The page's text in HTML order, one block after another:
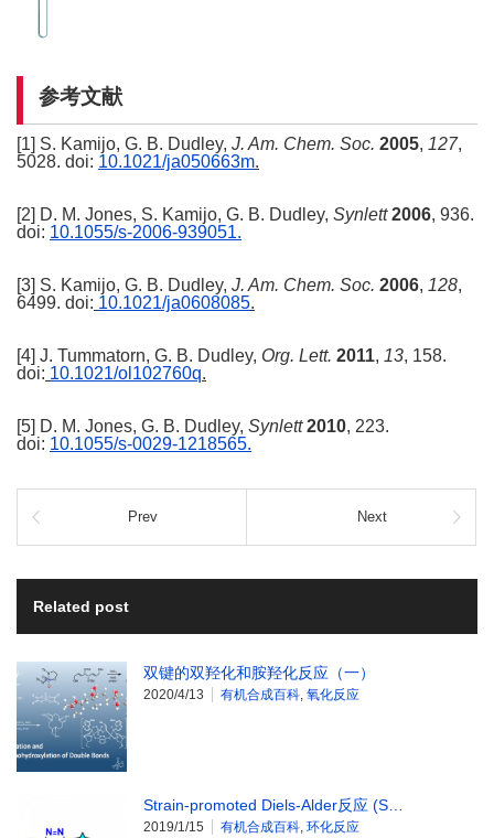
参考文献
[1] S. Kamijo, G. B. Dudley, J. Am. Chem. Soc. 2005, 127,
5028. doi: 10.1021/ja050663m.
[2] D. M. Jones, S. Kamijo, G. B. Dudley, Synlett 2006, 936.
doi: 10.1055/s-2006-939051.
[3] S. Kamijo, G. B. Dudley, J. Am. Chem. Soc. 2006, 128,
6499. doi: 10.1021/ja0608085.
[4] J. Tummatorn, G. B. Dudley, Org. Lett. 2011, 13, 158.
doi: 10.1021/ol102760q.
[5] D. M. Jones, G. B. Dudley, Synlett 2010, 223.
doi: 10.1055/s-0029-1218565.
Prev Next
Related post
双键的双羟化和胺羟化反应（一）
2020/4/13 有机合成百科, 氧化反应
Strain-promoted Diels-Alder反应 (S…
2019/1/15 有机合成百科, 环化反应